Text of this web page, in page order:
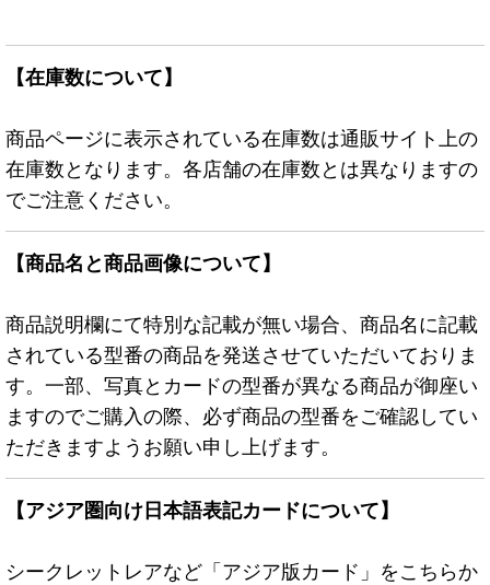
【在庫数について】
商品ページに表示されている在庫数は通販サイト上の
在庫数となります。各店舗の在庫数とは異なりますの
でご注意ください。
【商品名と商品画像について】
商品説明欄にて特別な記載が無い場合、商品名に記載
されている型番の商品を発送させていただいておりま
す。一部、写真とカードの型番が異なる商品が御座い
ますのでご購入の際、必ず商品の型番をご確認してい
ただきますようお願い申し上げます。
【アジア圏向け日本語表記カードについて】
シークレットレアなど「アジア版カード」をこちらか